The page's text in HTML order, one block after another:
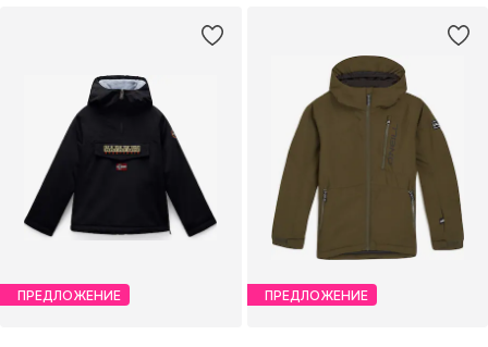
ПРЕДЛОЖЕНИЕ ПРЕДЛОЖЕНИЕ